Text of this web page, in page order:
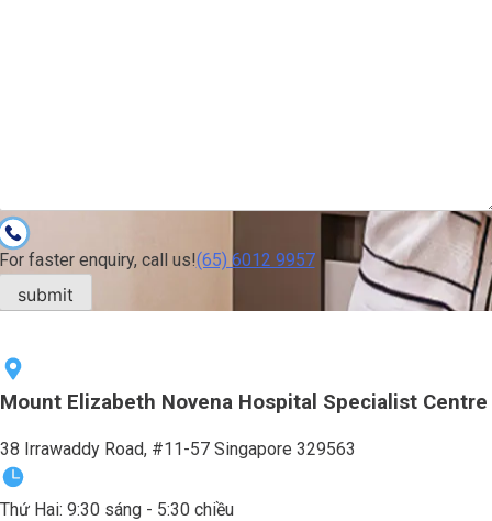
faster enquiry, call us!(65)‎ 6012‎ 9957
Mount Elizabeth Novena Hospital Specialist Centre
38 Irrawaddy Road, #11-57 Singapore 329563
Thứ Hai: 9:30 sáng - 5:30 chiều